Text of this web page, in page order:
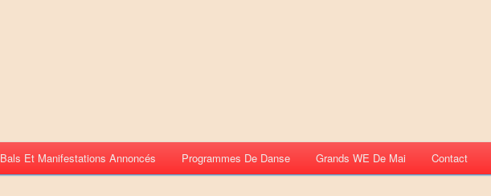
Bals Et Manifestations Annoncés Programmes De Danse Grands WE De Mai Contact